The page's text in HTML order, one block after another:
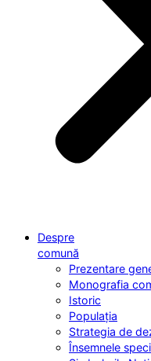
Despre
comună
Prezentare
Monografia
Istoric
Populația
Strategia de
Însemnele